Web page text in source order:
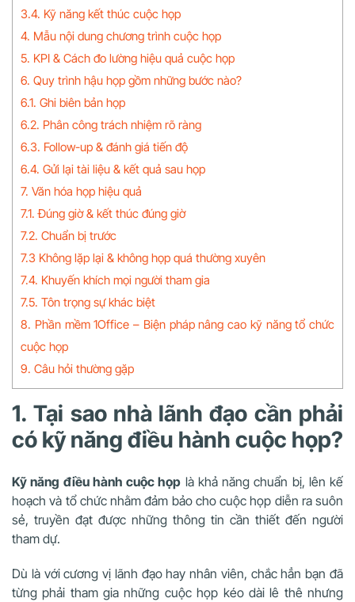
3.4. Kỹ năng kết thúc cuộc họp
4. Mẫu nội dung chương trình cuộc họp
5. KPI & Cách đo lường hiệu quả cuộc họp
6. Quy trình hậu họp gồm những bước nào?
6.1. Ghi biên bản họp
6.2. Phân công trách nhiệm rõ ràng
6.3. Follow-up & đánh giá tiến độ
6.4. Gửi lại tài liệu & kết quả sau họp
7. Văn hóa họp hiệu quả
7.1. Đúng giờ & kết thúc đúng giờ
7.2. Chuẩn bị trước
7.3 Không lặp lại & không họp quá thường xuyên
7.4. Khuyến khích mọi người tham gia
7.5. Tôn trọng sự khác biệt
8. Phần mềm 1Office – Biện pháp nâng cao kỹ năng tổ chức
cuộc họp
9. Câu hỏi thường gặp
1. Tại sao nhà lãnh đạo cần phải
có kỹ năng điều hành cuộc họp?
Kỹ năng điều hành cuộc họp là khả năng chuẩn bị, lên kế
hoạch và tổ chức nhằm đảm bảo cho cuộc họp diễn ra suôn
sẻ, truyền đạt được những thông tin cần thiết đến người
tham dự.
Dù là với cương vị lãnh đạo hay nhân viên, chắc hẳn bạn đã
từng phải tham gia những cuộc họp kéo dài lê thê nhưng